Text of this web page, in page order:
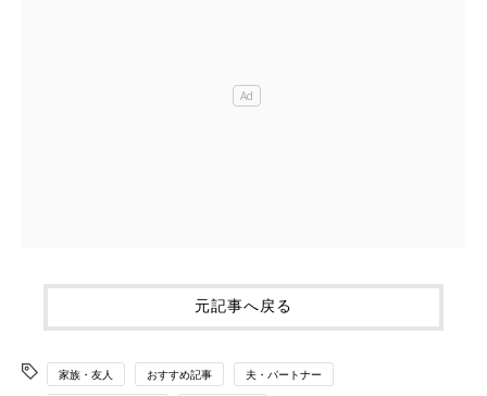
元記事へ戻る
家族・友人 おすすめ記事 夫・パートナー